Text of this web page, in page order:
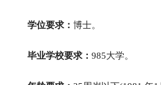
学位要求： 博士。
毕业学校要求： 985大学。